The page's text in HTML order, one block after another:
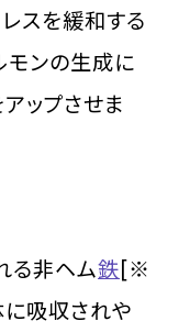
スを緩和する
モンの生成に
ップさせま
る非ヘム鉄[※
吸収されや